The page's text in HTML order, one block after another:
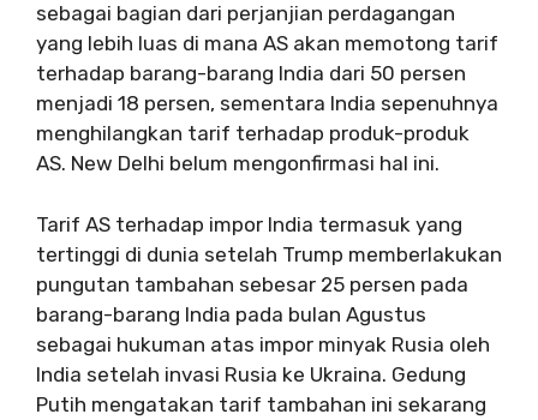
sebagai bagian dari perjanjian perdagangan
yang lebih luas di mana AS akan memotong tarif
terhadap barang-barang India dari 50 persen
menjadi 18 persen, sementara India sepenuhnya
menghilangkan tarif terhadap produk-produk
AS. New Delhi belum mengonfirmasi hal ini.
Tarif AS terhadap impor India termasuk yang
tertinggi di dunia setelah Trump memberlakukan
pungutan tambahan sebesar 25 persen pada
barang-barang India pada bulan Agustus
sebagai hukuman atas impor minyak Rusia oleh
India setelah invasi Rusia ke Ukraina. Gedung
Putih mengatakan tarif tambahan ini sekarang